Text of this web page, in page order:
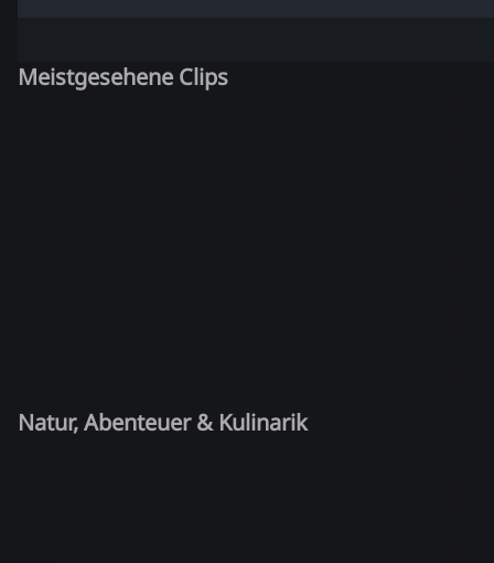
Meistgesehene Clips
Natur, Abenteuer & Kulinarik